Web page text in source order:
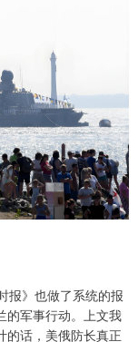
报》也做了系统的报
的军事行动。上文我
的话，美俄防长真正